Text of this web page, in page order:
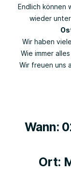
Endlich können
wieder
Wir haben
Wie immer
Wir freuen uns
Wann:
Ort: